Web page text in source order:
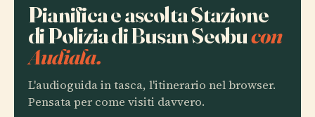
Pianifica e ascolta Stazione
di Polizia di Busan Seobucon
Audiala.
L'audioguida in tasca, l'itinerario nel browser.
Pensata per come visiti davvero.